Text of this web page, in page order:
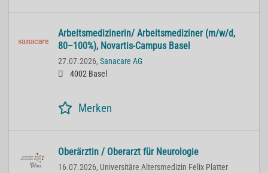
Ar­beits­me­di­zi­ne­rin/ Ar­beits­me­di­zi­ner (m/w/d,
80–100%), No­var­tis-Cam­pus Basel
27.07.2026, Sanacare AG
4002 Basel
Merken
Oberärztin / Oberarzt für Neurologie
16.07.2026, Universitäre Altersmedizin Felix Platter